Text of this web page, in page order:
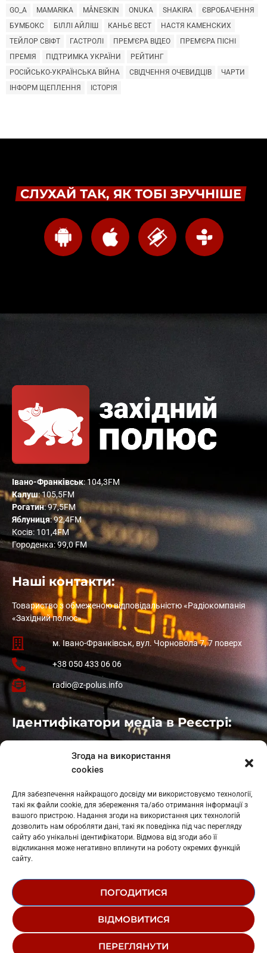
Згода на використання
cookies
Для забезпечення найкращого досвіду ми використовуємо технології,
такі як файли cookie, для збереження та/або отримання інформації з
вашого пристрою. Надання згоди на використання цих технологій
дозволить нам обробляти дані, такі як поведінка під час перегляду
сайту або унікальні ідентифікатори. Відмова від згоди або її
відкликання може негативно вплинути на роботу окремих функцій
сайту.
ПОГОДИТИСЯ
ВІДМОВИТИСЯ
ПЕРЕГЛЯНУТИ
GO_A
MAMARIKA MÅNESKIN ONUKA SHAKIRA
ЄВРОБАЧЕННЯ
БУМБОКС
БІЛЛІ АЙЛІШ КАНЬЄ ВЕСТ
НАСТЯ КАМЕНСКИХ
ТЕЙЛОР СВІФТ
ГАСТРОЛІ ПРЕМ'ЄРА ВІДЕО
ПРЕМ'ЄРА ПІСНІ
ПРЕМІЯ
ПІДТРИМКА УКРАЇНИ
РЕЙТИНГ
РОСІЙСЬКО-УКРАЇНСЬКА ВІЙНА
СВІДЧЕННЯ ОЧЕВИДЦІВ
ЧАРТИ
ІНФОРМ ЩЕПЛЕННЯ
ІСТОРІЯ
СЛУХАЙ ТАК, ЯК ТОБІ ЗРУЧНІШЕ
Івано-Франківськ: 104,3FM
Калуш: 105,5FM
Рогатин: 97,5FM
Яблуниця: 92,4FM
Косів: 101,4FM
Городенка: 99,0 FM
Наші контакти:
Товариство з обмеженою відповідальністю «Радіокомпанія
«Західний полюс»
м. Івано-Франківськ, вул. Чорновола 7, 7 поверх
+38 050 433 06 06
radio@z-polus.info
Ідентифікатори медіа в Реєстрі:
: L11-01410
: L11-01801
Косів: L11-01805
Гарасимів: L11-02274
© 1995-2026 РК «ЗАХІДНИЙ ПОЛЮС»
РЕДАКЦІЙНИЙ СТАТУТ
СТРУКТУРА ВЛАСНОСТІ